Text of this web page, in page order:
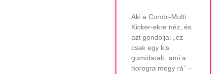
Aki a Combi-Multi
Kicker-ekre néz, és
azt gondolja: „ez
csak egy kis
gumidarab, ami a
horogra megy rá” –